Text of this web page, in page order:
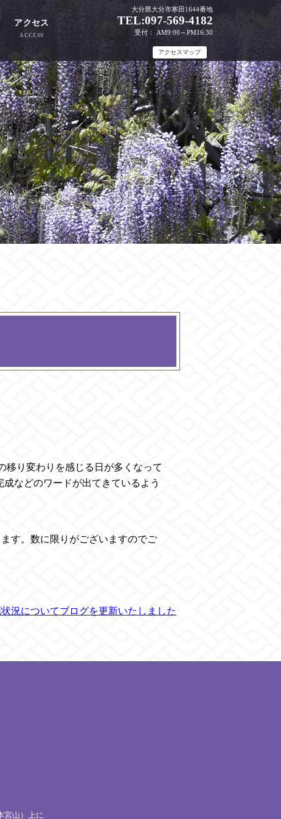
アクセス
ACCESS
大分県大分市寒田1644番地
TEL:097-569-4182
受付： AM9:00～PM16:30
アクセスマップ
移り変わりを感じる日が多くなって
などのワードが出てきているよう
す。数に限りがございますのでご
況についてブログを更新いたしました
宮山）上に